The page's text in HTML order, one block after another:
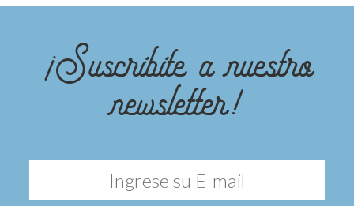
¡Suscribite a nuestro
newsletter!